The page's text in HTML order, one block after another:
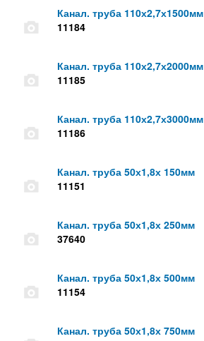
Канал. труба 110х2,7х1500мм
11184
Канал. труба 110х2,7х2000мм
11185
Канал. труба 110х2,7х3000мм
11186
Канал. труба 50х1,8х 150мм
11151
Канал. труба 50х1,8х 250мм
37640
Канал. труба 50х1,8х 500мм
11154
Канал. труба 50х1,8х 750мм